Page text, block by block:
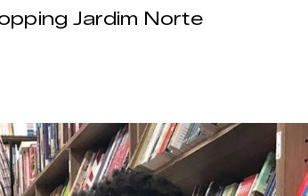
Jardim Norte